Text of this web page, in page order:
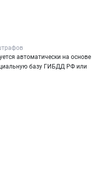
автоматически на основе
базу ГИБДД РФ или